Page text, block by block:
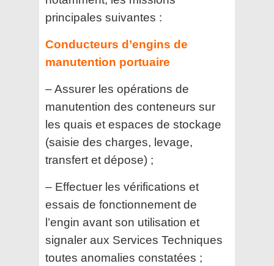
principales suivantes :
Conducteurs d’engins de
manutention portuaire
– Assurer les opérations de
manutention des conteneurs sur
les quais et espaces de stockage
(saisie des charges, levage,
transfert et dépose) ;
– Effectuer les vérifications et
essais de fonctionnement de
l’engin avant son utilisation et
signaler aux Services Techniques
toutes anomalies constatées ;